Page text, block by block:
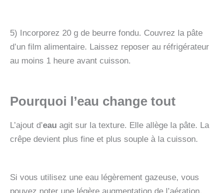
5) Incorporez 20 g de beurre fondu. Couvrez la pâte
d’un film alimentaire. Laissez reposer au réfrigérateur
au moins 1 heure avant cuisson.
Pourquoi l’eau change tout
L’ajout d’eau agit sur la texture. Elle allège la pâte. La
crêpe devient plus fine et plus souple à la cuisson.
Si vous utilisez une eau légèrement gazeuse, vous